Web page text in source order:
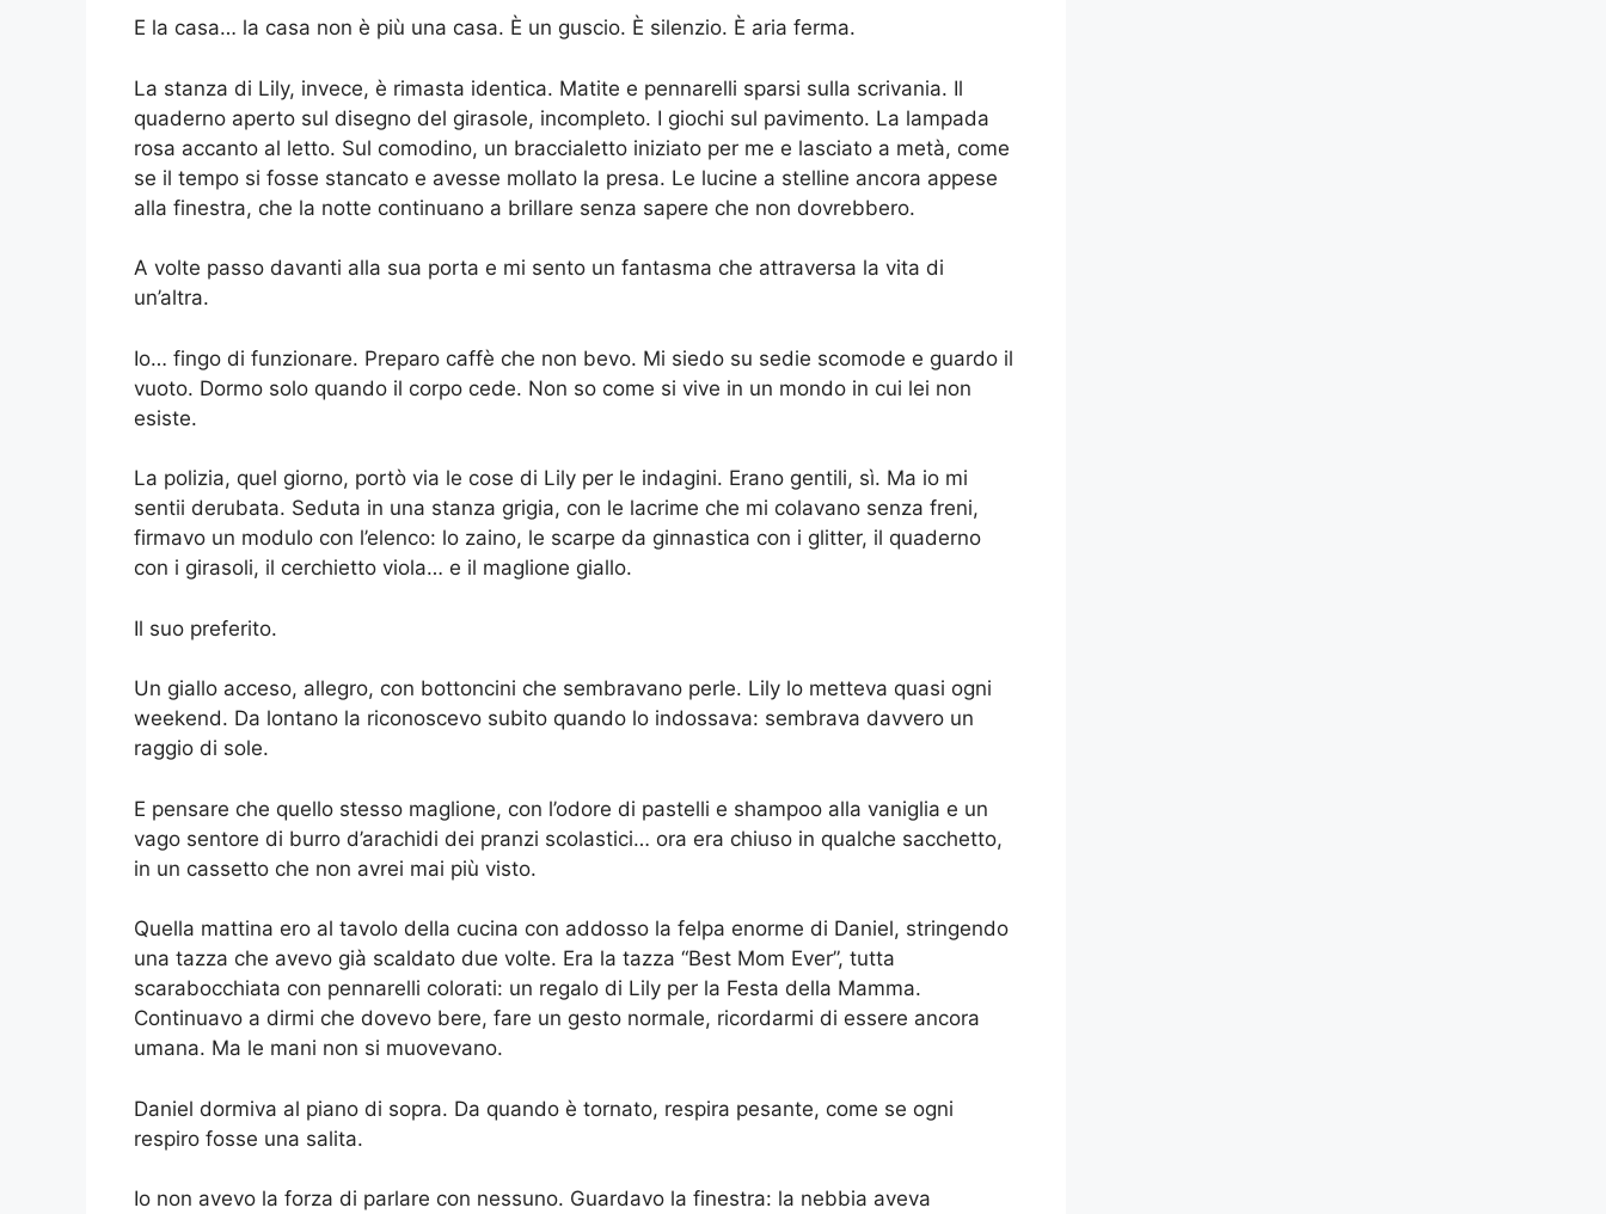
E la casa… la casa non è più una casa. È un guscio. È silenzio. È aria ferma.
La stanza di Lily, invece, è rimasta identica. Matite e pennarelli sparsi sulla scrivania. Il
quaderno aperto sul disegno del girasole, incompleto. I giochi sul pavimento. La lampada
rosa accanto al letto. Sul comodino, un braccialetto iniziato per me e lasciato a metà, come
se il tempo si fosse stancato e avesse mollato la presa. Le lucine a stelline ancora appese
alla finestra, che la notte continuano a brillare senza sapere che non dovrebbero.
A volte passo davanti alla sua porta e mi sento un fantasma che attraversa la vita di
un’altra.
Io… fingo di funzionare. Preparo caffè che non bevo. Mi siedo su sedie scomode e guardo il
vuoto. Dormo solo quando il corpo cede. Non so come si vive in un mondo in cui lei non
esiste.
La polizia, quel giorno, portò via le cose di Lily per le indagini. Erano gentili, sì. Ma io mi
sentii derubata. Seduta in una stanza grigia, con le lacrime che mi colavano senza freni,
firmavo un modulo con l’elenco: lo zaino, le scarpe da ginnastica con i glitter, il quaderno
con i girasoli, il cerchietto viola… e il maglione giallo.
Il suo preferito.
Un giallo acceso, allegro, con bottoncini che sembravano perle. Lily lo metteva quasi ogni
weekend. Da lontano la riconoscevo subito quando lo indossava: sembrava davvero un
raggio di sole.
E pensare che quello stesso maglione, con l’odore di pastelli e shampoo alla vaniglia e un
vago sentore di burro d’arachidi dei pranzi scolastici… ora era chiuso in qualche sacchetto,
in un cassetto che non avrei mai più visto.
Quella mattina ero al tavolo della cucina con addosso la felpa enorme di Daniel, stringendo
una tazza che avevo già scaldato due volte. Era la tazza “Best Mom Ever”, tutta
scarabocchiata con pennarelli colorati: un regalo di Lily per la Festa della Mamma.
Continuavo a dirmi che dovevo bere, fare un gesto normale, ricordarmi di essere ancora
umana. Ma le mani non si muovevano.
Daniel dormiva al piano di sopra. Da quando è tornato, respira pesante, come se ogni
respiro fosse una salita.
Io non avevo la forza di parlare con nessuno. Guardavo la finestra: la nebbia aveva